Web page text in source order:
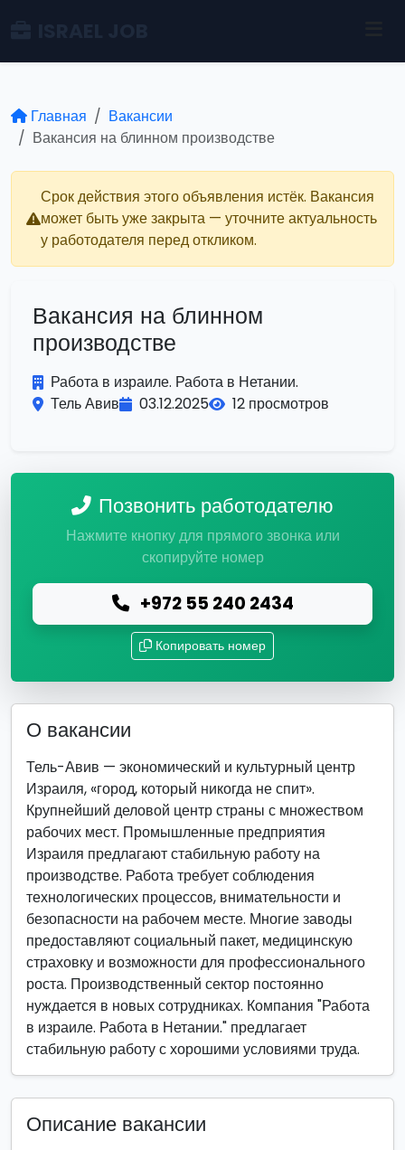
Главная
Вакансии
Вакансия на блинном производстве
Срок действия этого объявления истёк. Вакансия
может быть уже закрыта — уточните актуальность
у работодателя перед откликом.
Вакансия на блинном
производстве
Работа в израиле. Работа в Нетании.
Тель Авив
03.12.2025 12 просмотров
Позвонить работодателю
Нажмите кнопку для прямого звонка или
скопируйте номер
+972 55 240 2434
Копировать номер
О вакансии
Тель-Авив — экономический и культурный центр
Израиля, «город, который никогда не спит».
Крупнейший деловой центр страны с множеством
рабочих мест. Промышленные предприятия
Израиля предлагают стабильную работу на
производстве. Работа требует соблюдения
технологических процессов, внимательности и
безопасности на рабочем месте. Многие заводы
предоставляют социальный пакет, медицинскую
страховку и возможности для профессионального
роста. Производственный сектор постоянно
нуждается в новых сотрудниках. Компания "Работа
в израиле. Работа в Нетании." предлагает
стабильную работу с хорошими условиями труда.
Описание вакансии